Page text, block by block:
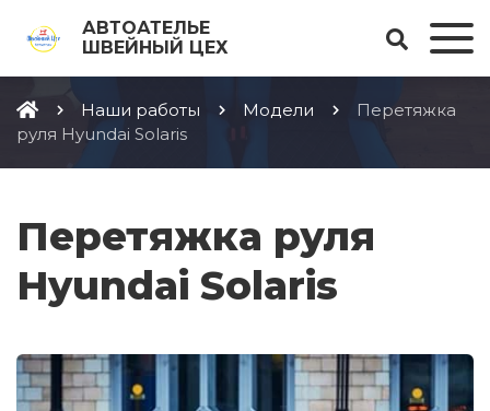
АВТОАТЕЛЬЕ
ШВЕЙНЫЙ ЦЕХ
Наши работы Модели
Перетяжка
руля Hyundai Solaris
Перетяжка руля
Hyundai Solaris